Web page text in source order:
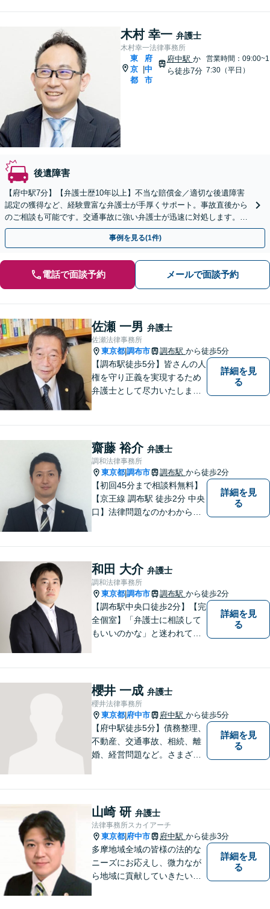
回面談は無料】
木村 幸一 弁護士
木村幸一法律事務所
東
京
都
府
中
市
府中駅 か
ら徒歩7分
営業時間：09:00~1
7:30（平日）
後遺障害
【府中駅7分】【弁護士歴10年以上】不当な賠償金／適切な後遺障害
認定の獲得など、経験豊富な弁護士が手厚くサポート。事故直後から
のご相談も可能です。交通事故に強い弁護士が迅速に対処します。
【夜間・休日の対応可能】【オンライン面談可能】
事例を見る(1件)
電話で面談予約 メールで面談予約
佐瀬 一男 弁護士
佐瀬法律事務所
東京都 調布市 調布駅 から徒歩5分
【調布駅徒歩5分】皆さんの人
権を守り正義を実現するため
弁護士として尽力いたしま
詳細を見
る
齋藤 裕介 弁護士
調和法律事務所
東京都 調布市 調布駅 から徒歩2分
【初回45分まで相談料無料】
【京王線 調布駅 徒歩2分 中央
口】法律問題なのかわからな
能です。 おひとりで悩まず、
まずはご相談ください。
詳細を見
る
和田 大介 弁護士
調和法律事務所
東京都 調布市 調布駅 から徒歩2分
【調布駅中央口徒歩2分】【完
全個室】「弁護士に相談して
もいいのかな」と迷われてい
安」を「安心」に変えられる
よう尽力いたします。
詳細を見
る
櫻井 一成 弁護士
櫻井法律事務所
東京都 府中市 府中駅 から徒歩5分
【府中駅徒歩5分】債務整理、
不動産、交通事故、相続、離
婚、経営問題など。さまざま
アリングし、あらゆる観点か
ら解決策をご提案します。お
気軽にご相談ください。
詳細を見
る
山崎 研 弁護士
法律事務所スカイアーチ
東京都 府中市 府中駅 から徒歩3分
多摩地域全域の皆様の法的な
ニーズにお応えし、微力なが
ら地域に貢献していきたいと
詳細を見
る